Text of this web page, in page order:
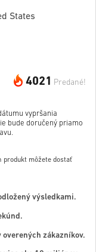
States
4021 Predané!
vypršania
bude doručený priamo
produkt môžete dostať
výsledkami.
zákazníkov.